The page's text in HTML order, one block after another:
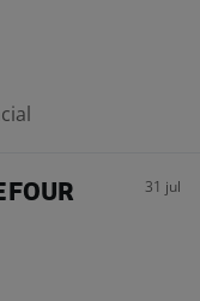
31 jul